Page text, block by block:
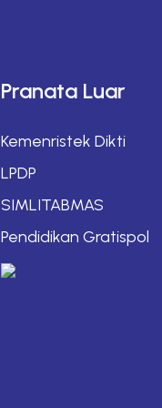
Pranata Luar
Kemenristek Dikti
LPDP
SIMLITABMAS
Pendidikan Gratispol